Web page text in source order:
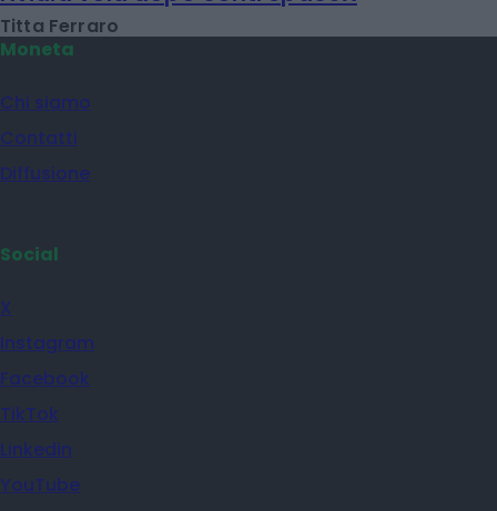
Titta Ferraro
Moneta
Chi siamo
Contatti
Diffusione
Social
X
Instagram
Facebook
TikTok
Linkedin
YouTube